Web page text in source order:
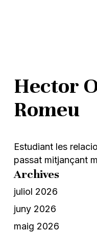
Hector
Romeu
Estudiant les
passat mitjançant
Archives
juliol 2026
juny 2026
maig 2026